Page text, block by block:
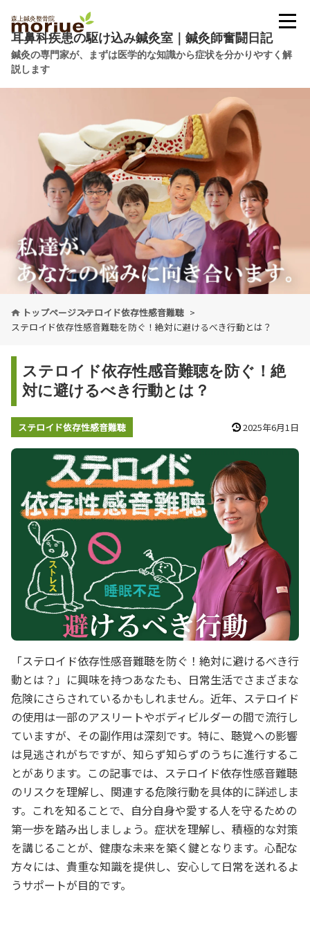
耳鼻科疾患の駆け込み鍼灸室｜鍼灸師奮闘日記
鍼灸の専門家が、まずは医学的な知識から症状を分かりやすく解
説します
トップページステロイド依存性感音難聴
ステロイド依存性感音難聴を防ぐ！絶対に避けるべき行動とは？
ステロイド依存性感音難聴を防ぐ！絶
対に避けるべき行動とは？
ステロイド依存性感音難聴 2025年6月1日
「ステロイド依存性感音難聴を防ぐ！絶対に避けるべき行
動とは？」に興味を持つあなたも、日常生活でさまざまな
危険にさらされているかもしれません。近年、ステロイド
の使用は一部のアスリートやボディビルダーの間で流行し
ていますが、その副作用は深刻です。特に、聴覚への影響
は見逃されがちですが、知らず知らずのうちに進行するこ
とがあります。この記事では、ステロイド依存性感音難聴
のリスクを理解し、関連する危険行動を具体的に詳述しま
す。これを知ることで、自分自身や愛する人を守るための
第一歩を踏み出しましょう。症状を理解し、積極的な対策
を講じることが、健康な未来を築く鍵となります。心配な
方々には、貴重な知識を提供し、安心して日常を送れるよ
うサポートが目的です。